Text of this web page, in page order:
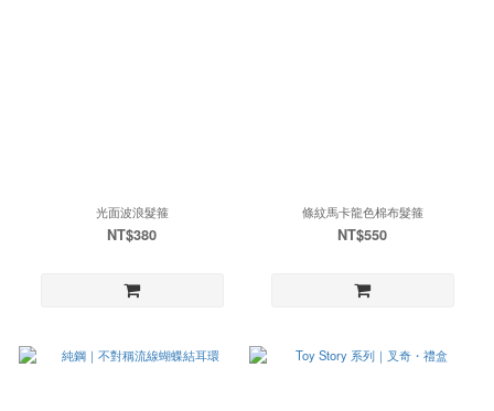
光面波浪髮箍
NT$380
條紋馬卡龍色棉布髮箍
NT$550